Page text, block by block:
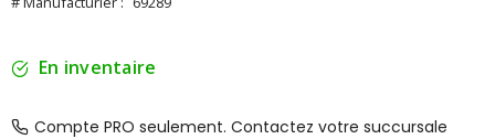
En inventaire
Compte PRO seulement. Contactez votre succursale